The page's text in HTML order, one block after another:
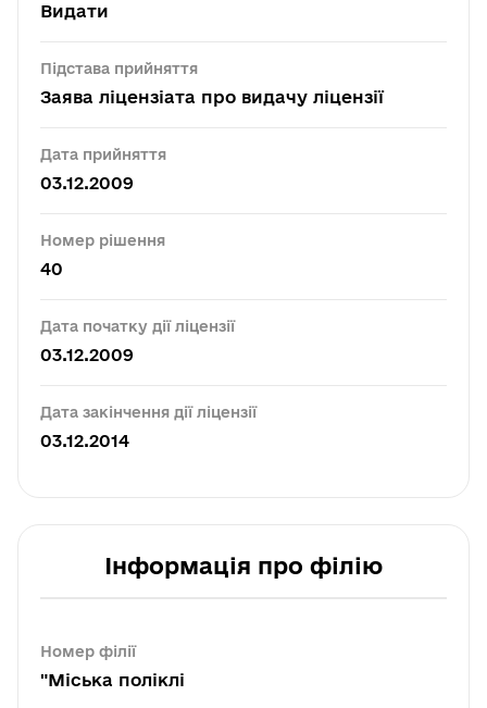
Видати
Підстава прийняття
Заява ліцензіата про видачу ліцензії
Дата прийняття
03.12.2009
Номер рішення
40
Дата початку дії ліцензії
03.12.2009
Дата закінчення дії ліцензії
03.12.2014
Інформація про філію
Номер філії
"Міська поліклі